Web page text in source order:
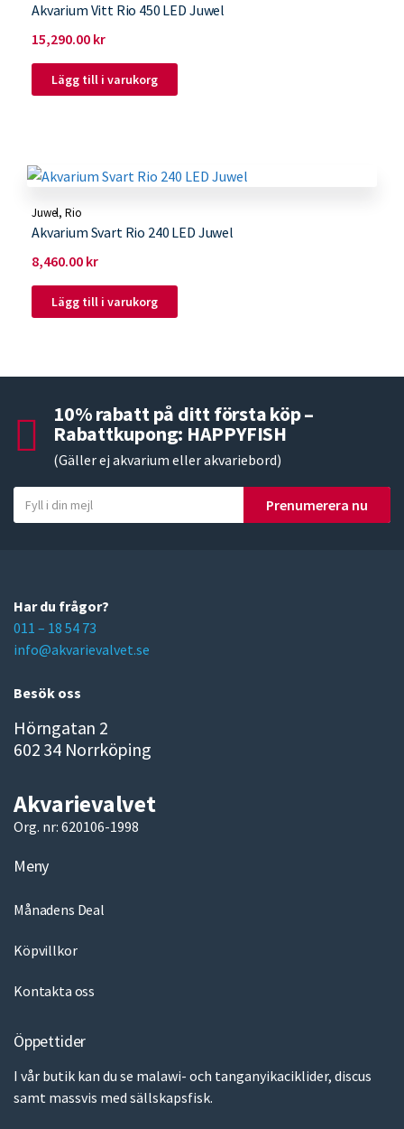
Akvarium Vitt Rio 450 LED Juwel
15,290.00 kr
Lägg till i varukorg
Juwel,Rio
Akvarium Svart Rio 240 LED Juwel
8,460.00 kr
Lägg till i varukorg
10% rabatt på ditt första köp –
Rabattkupong: HAPPYFISH
(Gäller ej akvarium eller akvariebord)
o
m
a
i
Prenumerera nu
Har du frågor?
011 – 18 54 73
info@akvarievalvet.se
Besök oss
Hörngatan 2
602 34 Norrköping
Akvarievalvet
Org. nr: 620106-1998
Meny
Månadens Deal
Köpvillkor
Kontakta oss
Öppettider
I vår butik kan du se malawi- och tanganyikaciklider, discus
samt massvis med sällskapsfisk.